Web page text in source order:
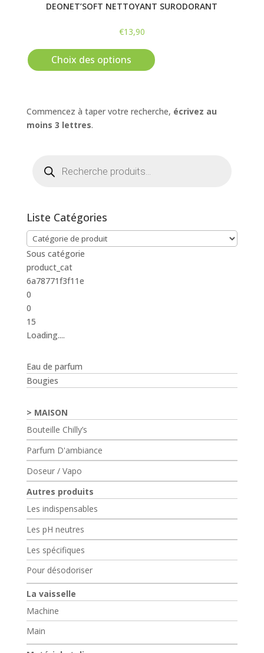
DEONET’SOFT NETTOYANT SURODORANT
€13,90
Choix des options
Les
Commencez à taper votre recherche, écrivez au
moins 3 lettres.
produits
Liste Catégories
Sous catégorie
product_cat
6a78771f3f11e
0
0
15
Loading....
Eau de parfum
Bougies
MAISON
Bouteille Chilly’s
Parfum D'ambiance
Doseur / Vapo
Autres produits
Les indispensables
Les pH neutres
Les spécifiques
Pour désodoriser
La vaisselle
Machine
Main